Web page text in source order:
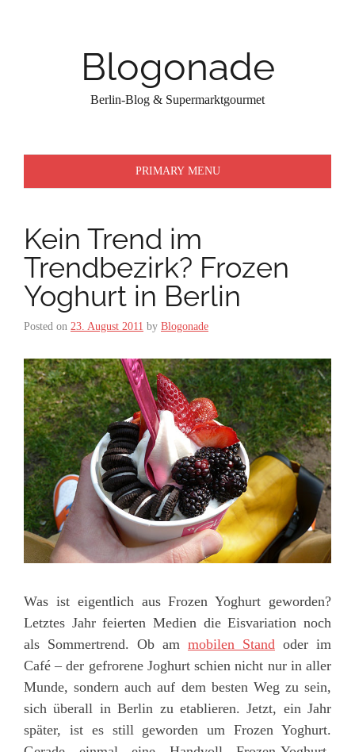
Blogonade
Berlin-Blog & Supermarktgourmet
PRIMARY MENU
Kein Trend im
Trendbezirk? Frozen
Yoghurt in Berlin
Posted on 23. August 2011 by Blogonade
Was ist eigentlich aus Frozen Yoghurt geworden?
Letztes Jahr feierten Medien die Eisvariation noch
als Sommertrend. Ob am mobilen Stand oder im
Café – der gefrorene Joghurt schien nicht nur in aller
Munde, sondern auch auf dem besten Weg zu sein,
sich überall in Berlin zu etablieren. Jetzt, ein Jahr
später, ist es still geworden um Frozen Yoghurt.